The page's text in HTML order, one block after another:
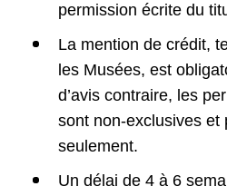
permission écrite du
La mention de crédit,
les Musées, est
d’avis contraire, les
sont non-exclusives et
seulement.
Un délai de 4 à 6